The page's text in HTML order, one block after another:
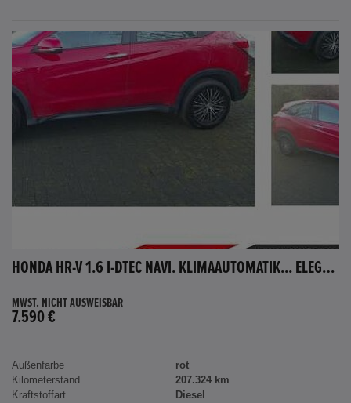
HONDA HR-V 1.6 I-DTEC NAVI. KLIMAAUTOMATIK... ELEGANCE
MWST. NICHT AUSWEISBAR
7.590 €
Außenfarbe
rot
Kilometerstand
207.324 km
Kraftstoffart
Diesel